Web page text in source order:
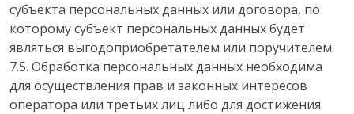
субъекта персональных данных или договора, по
которому субъект персональных данных будет
являться выгодоприобретателем или поручителем.
7.5. Обработка персональных данных необходима
для осуществления прав и законных интересов
оператора или третьих лиц либо для достижения